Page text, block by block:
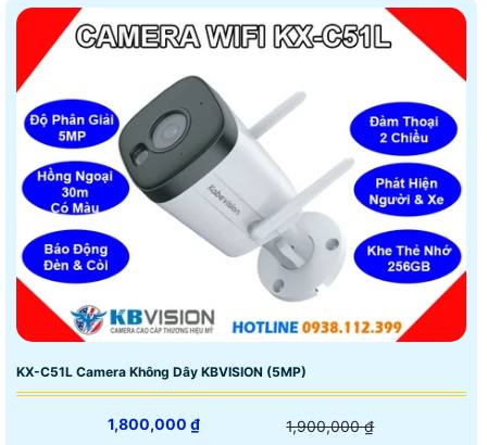
KX-C51L Camera Không Dây KBVISION (5MP)
1,800,000 ₫ 1,900,000 ₫